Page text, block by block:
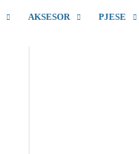
AKSESOR PJESE